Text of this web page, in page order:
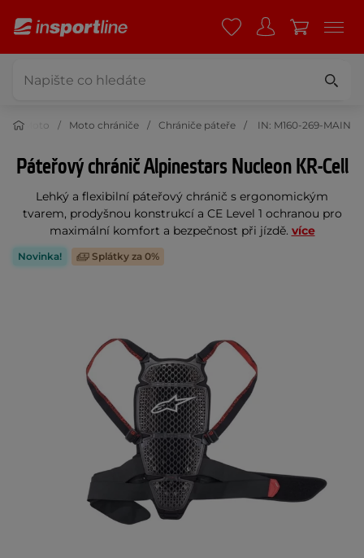
Moto Moto chrániče Chrániče páteře IN: M160-269-MAIN
Páteřový chránič Alpinestars Nucleon KR-Cell
Lehký a flexibilní páteřový chránič s ergonomickým
tvarem, prodyšnou konstrukcí a CE Level 1 ochranou pro
maximální komfort a bezpečnost při jízdě. více
Novinka! Splátky za 0%